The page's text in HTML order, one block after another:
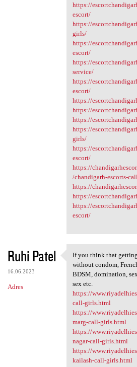
https://
escort/
https://
girls/
https://
escort/
https://
service/
https://
escort/
https://
https://
https://
https://
girls/
https://
escort/
https://
/chandigarh-escorts-
https://
https://
https://
escort/
Ruhi Patel
16.06.2023
Adres
If you think that
If you think that
without condom,
BDSM, domination,
sex etc.
https://
call-girls.html
https://
marg-call-girls.html
https://
nagar-call-girls.html
https://
kailash-call-girls.html